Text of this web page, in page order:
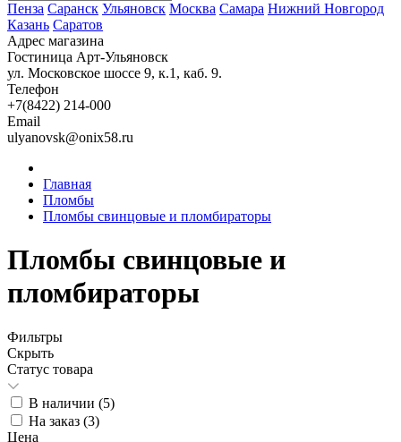
Пенза Саранск Ульяновск Москва Самара Нижний Новгород
Казань Саратов
Адрес магазина
Гостиница Арт-Ульяновск
ул. Московское шоссе 9, к.1, каб. 9.
Телефон
+7(8422) 214-000
Email
ulyanovsk@onix58.ru
Главная
Пломбы
Пломбы свинцовые и пломбираторы
Пломбы свинцовые и
пломбираторы
Фильтры
Скрыть
Статус товара
В наличии (5)
На заказ (3)
Цена